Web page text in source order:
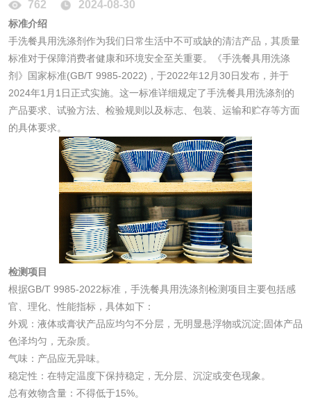
762 2024-08-30
标准介绍
手洗餐具用洗涤剂作为我们日常生活中不可或缺的清洁产品，其质量
标准对于保障消费者健康和环境安全至关重要。《手洗餐具用洗涤
剂》国家标准(GB/T 9985-2022)，于2022年12月30日发布，并于
2024年1月1日正式实施。这一标准详细规定了手洗餐具用洗涤剂的
产品要求、试验方法、检验规则以及标志、包装、运输和贮存等方面
的具体要求。
检测项目
根据GB/T 9985-2022标准，手洗餐具用洗涤剂检测项目主要包括感
官、理化、性能指标，具体如下：
外观：液体或膏状产品应均匀不分层，无明显悬浮物或沉淀;固体产品
色泽均匀，无杂质。
气味：产品应无异味。
稳定性：在特定温度下保持稳定，无分层、沉淀或变色现象。
总有效物含量：不得低于15%。
消毒产品
成分分析配方研发 驱蚊检测
防霉检测 霉菌污染分析
消毒产品备案 防螨除螨检测
化妆品毒理试验 化妆品毒理测试